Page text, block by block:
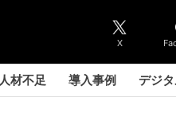
X
人材不足 導入事例 デジ